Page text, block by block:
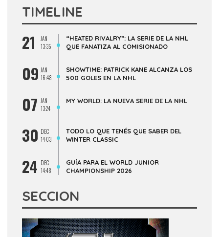
TIMELINE
21
JAN
13:35
“HEATED RIVALRY”: LA SERIE DE LA NHL
QUE FANATIZA AL COMISIONADO
09 JAN
16:48
SHOWTIME: PATRICK KANE ALCANZA LOS
500 GOLES EN LA NHL
07 JAN
13:24
MY WORLD: LA NUEVA SERIE DE LA NHL
30 DEC
14:03
TODO LO QUE TENÉS QUE SABER DEL
WINTER CLASSIC
24 DEC
14:48
GUÍA PARA EL WORLD JUNIOR
CHAMPIONSHIP 2026
SECCION